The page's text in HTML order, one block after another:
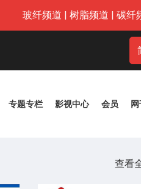
玻纤频道 | 树脂频道 | 碳纤
专题专栏 影视中心 会员 网
查看